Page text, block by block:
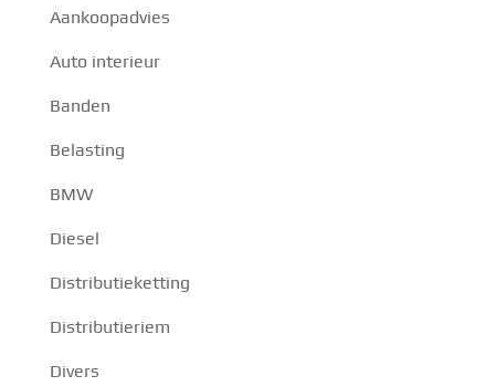
Aankoopadvies
Auto interieur
Banden
Belasting
BMW
Diesel
Distributieketting
Distributieriem
Divers